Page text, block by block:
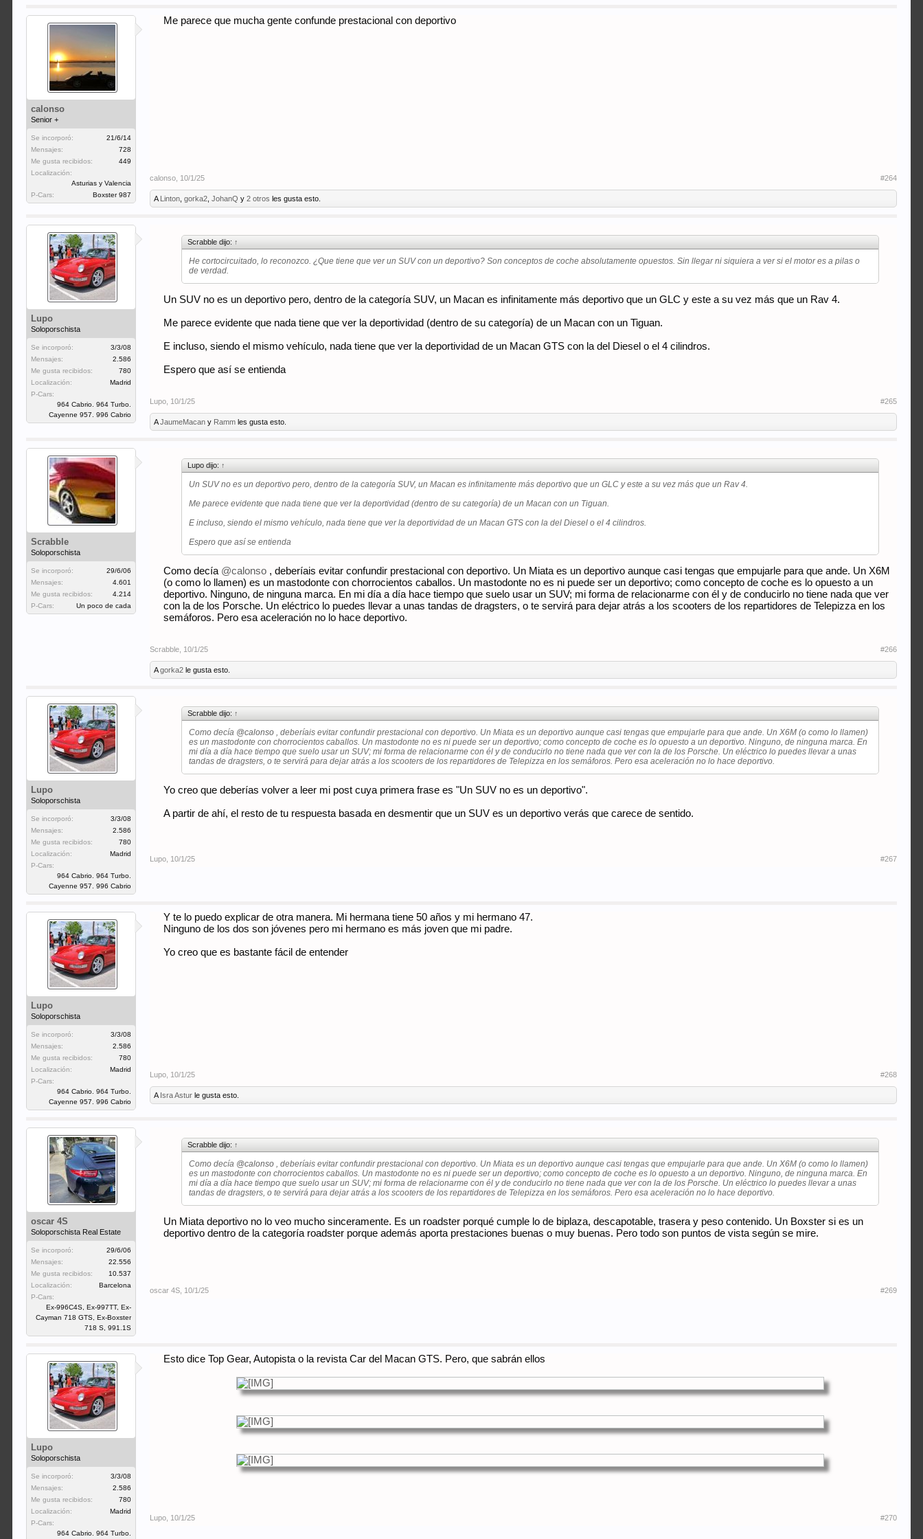
calonso
Senior +
Se incorporó:
21/6/14
Mensajes:
728
Me gusta recibidos:
449
Localización:
Asturias y Valencia
P-Cars:
Boxster 987
Me parece que mucha gente confunde prestacional con deportivo
calonso 10/1/25 #264
A Linton ,gorka2 ,JohanQ y2 otros les gusta esto.
Lupo
Soloporschista
Se incorporó:
3/3/08
Mensajes:
2.586
Me gusta recibidos:
780
Localización:
Madrid
P-Cars:
964 Cabrio. 964 Turbo.
Cayenne 957. 996 Cabrio
Scrabble dijo: ↑
He cortocircuitado, lo reconozco. ¿Que tiene que ver un SUV con un deportivo? Son conceptos de coche absolutamente opuestos. Sin llegar ni siquiera a ver si el motor es a pilas o
de verdad.
Un SUV no es un deportivo pero, dentro de la categoría SUV, un Macan es infinitamente más deportivo que un GLC y este a su vez más que un Rav 4.
Me parece evidente que nada tiene que ver la deportividad (dentro de su categoría) de un Macan con un Tiguan.
E incluso, siendo el mismo vehículo, nada tiene que ver la deportividad de un Macan GTS con la del Diesel o el 4 cilindros.
Espero que así se entienda
Lupo 10/1/25 #265
AJaumeMacan y Ramm les gusta esto.
Scrabble
Soloporschista
Se incorporó:
29/6/06
Mensajes:
4.601
Me gusta recibidos:
4.214
P-Cars:
Un poco de cada
Lupo dijo: ↑
Un SUV no es un deportivo pero, dentro de la categoría SUV, un Macan es infinitamente más deportivo que un GLC y este a su vez más que un Rav 4.
Me parece evidente que nada tiene que ver la deportividad (dentro de su categoría) de un Macan con un Tiguan.
E incluso, siendo el mismo vehículo, nada tiene que ver la deportividad de un Macan GTS con la del Diesel o el 4 cilindros.
Espero que así se entienda
Como decía @calonso , deberíais evitar confundir prestacional con deportivo. Un Miata es un deportivo aunque casi tengas que empujarle para que ande. Un X6M
(o como lo llamen) es un mastodonte con chorrocientos caballos. Un mastodonte no es ni puede ser un deportivo; como concepto de coche es lo opuesto a un
deportivo. Ninguno, de ninguna marca. En mi día a día hace tiempo que suelo usar un SUV; mi forma de relacionarme con él y de conducirlo no tiene nada que ver
con la de los Porsche. Un eléctrico lo puedes llevar a unas tandas de dragsters, o te servirá para dejar atrás a los scooters de los repartidores de Telepizza en los
semáforos. Pero esa aceleración no lo hace deportivo.
Scrabble 10/1/25 #266
Agorka2 le gusta esto.
Lupo
Soloporschista
Se incorporó:
3/3/08
Mensajes:
2.586
Me gusta recibidos:
780
Localización:
Madrid
P-Cars:
964 Cabrio. 964 Turbo.
Cayenne 957. 996 Cabrio
Scrabble dijo: ↑
Como decía @calonso , deberíais evitar confundir prestacional con deportivo. Un Miata es un deportivo aunque casi tengas que empujarle para que ande. Un X6M (o como lo llamen)
es un mastodonte con chorrocientos caballos. Un mastodonte no es ni puede ser un deportivo; como concepto de coche es lo opuesto a un deportivo. Ninguno, de ninguna marca. En
mi día a día hace tiempo que suelo usar un SUV; mi forma de relacionarme con él y de conducirlo no tiene nada que ver con la de los Porsche. Un eléctrico lo puedes llevar a unas
tandas de dragsters, o te servirá para dejar atrás a los scooters de los repartidores de Telepizza en los semáforos. Pero esa aceleración no lo hace deportivo.
Yo creo que deberías volver a leer mi post cuya primera frase es "Un SUV no es un deportivo".
A partir de ahí, el resto de tu respuesta basada en desmentir que un SUV es un deportivo verás que carece de sentido.
Lupo 10/1/25 #267
Lupo
Soloporschista
Se incorporó:
3/3/08
Mensajes:
2.586
Me gusta recibidos:
780
Localización:
Madrid
P-Cars:
964 Cabrio. 964 Turbo.
Cayenne 957. 996 Cabrio
Y te lo puedo explicar de otra manera. Mi hermana tiene 50 años y mi hermano 47.
Ninguno de los dos son jóvenes pero mi hermano es más joven que mi padre.
Yo creo que es bastante fácil de entender
Lupo 10/1/25 #268
A Isra Astur le gusta esto.
oscar 4S
Soloporschista Real Estate
Se incorporó:
29/6/06
Mensajes:
22.556
Me gusta recibidos:
10.537
Localización:
Barcelona
P-Cars:
Ex-996C4S, Ex-997TT, Ex-
Cayman 718 GTS, Ex-Boxster
718 S, 991.1S
Scrabble dijo: ↑
Como decía @calonso , deberíais evitar confundir prestacional con deportivo. Un Miata es un deportivo aunque casi tengas que empujarle para que ande. Un X6M (o como lo llamen)
es un mastodonte con chorrocientos caballos. Un mastodonte no es ni puede ser un deportivo; como concepto de coche es lo opuesto a un deportivo. Ninguno, de ninguna marca. En
mi día a día hace tiempo que suelo usar un SUV; mi forma de relacionarme con él y de conducirlo no tiene nada que ver con la de los Porsche. Un eléctrico lo puedes llevar a unas
tandas de dragsters, o te servirá para dejar atrás a los scooters de los repartidores de Telepizza en los semáforos. Pero esa aceleración no lo hace deportivo.
Un Miata deportivo no lo veo mucho sinceramente. Es un roadster porqué cumple lo de biplaza, descapotable, trasera y peso contenido. Un Boxster si es un
deportivo dentro de la categoría roadster porque además aporta prestaciones buenas o muy buenas. Pero todo son puntos de vista según se mire.
oscar 4S 10/1/25 #269
Lupo
Soloporschista
Se incorporó:
3/3/08
Mensajes:
2.586
Me gusta recibidos:
780
Localización:
Madrid
P-Cars:
964 Cabrio. 964 Turbo.
Esto dice Top Gear, Autopista o la revista Car del Macan GTS. Pero, que sabrán ellos
Lupo 10/1/25 #270